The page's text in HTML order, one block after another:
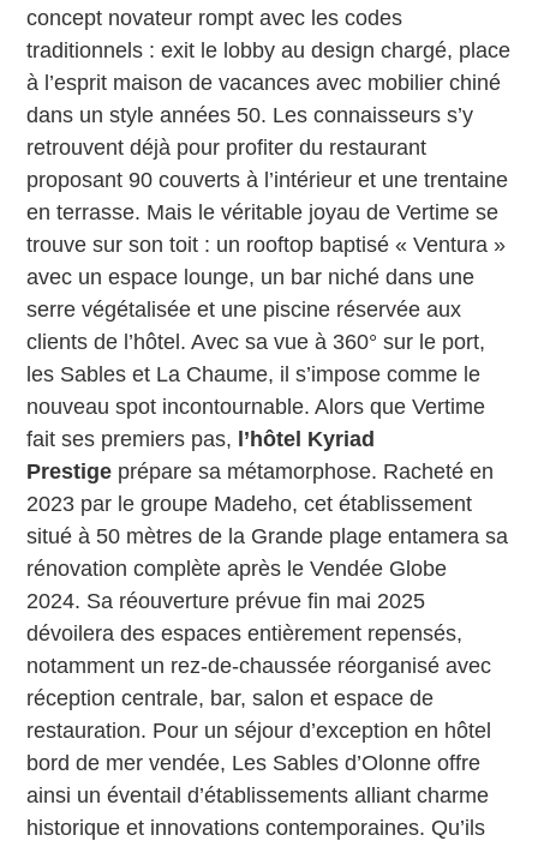
concept novateur rompt avec les codes
traditionnels : exit le lobby au design chargé, place
à l’esprit maison de vacances avec mobilier chiné
dans un style années 50. Les connaisseurs s’y
retrouvent déjà pour profiter du restaurant
proposant 90 couverts à l’intérieur et une trentaine
en terrasse. Mais le véritable joyau de Vertime se
trouve sur son toit : un rooftop baptisé « Ventura »
avec un espace lounge, un bar niché dans une
serre végétalisée et une piscine réservée aux
clients de l’hôtel. Avec sa vue à 360° sur le port,
les Sables et La Chaume, il s’impose comme le
nouveau spot incontournable. Alors que Vertime
fait ses premiers pas, l’hôtel Kyriad
Prestige prépare sa métamorphose. Racheté en
2023 par le groupe Madeho, cet établissement
situé à 50 mètres de la Grande plage entamera sa
rénovation complète après le Vendée Globe
2024. Sa réouverture prévue fin mai 2025
dévoilera des espaces entièrement repensés,
notamment un rez-de-chaussée réorganisé avec
réception centrale, bar, salon et espace de
restauration. Pour un séjour d’exception en hôtel
bord de mer vendée, Les Sables d’Olonne offre
ainsi un éventail d’établissements alliant charme
historique et innovations contemporaines. Qu’ils